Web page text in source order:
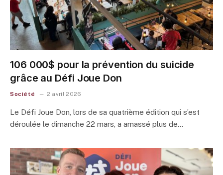
106 000$ pour la prévention du suicide
grâce au Défi Joue Don
Société 2 avril 2026
Le Défi Joue Don, lors de sa quatrième édition qui s’est
déroulée le dimanche 22 mars, a amassé plus de…